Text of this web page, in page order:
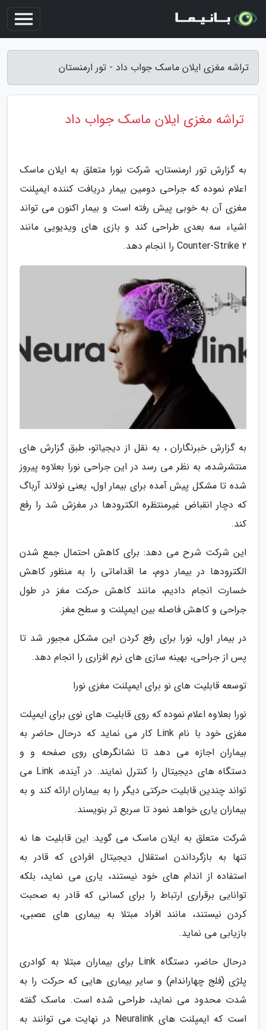
تراشه مغزی ایلان ماسک جواب داد - تور ارمنستان
تراشه مغزی ایلان ماسک جواب داد
به گزارش تور ارمنستان، شرکت نورا متعلق به ایلان ماسک
اعلام نموده که جراحی دومین بیمار دریافت کننده ایمپلنت
مغزی آن به خوبی پیش رفته است و بیمار اکنون می تواند
اشیاء سه بعدی طراحی کند و بازی های ویدیویی مانند
Counter-Strike 2 را انجام دهد.
به گزارش خبرنگاران ، به نقل از دیجیاتو، طبق گزارش های
منتشرشده، به نظر می رسد در این جراحی نورا بعلاوه پیروز
شده تا مشکل پیش آمده برای بیمار اول، یعنی نولاند آرباگ
که دچار انقباض غیرمنتظره الکترودها در مغزش شد را رفع
کند.
این شرکت شرح می دهد: برای کاهش احتمال جمع شدن
الکترودها در بیمار دوم، ما اقداماتی را به منظور کاهش
خسارت انجام دادیم، مانند کاهش حرکت مغز در طول
جراحی و کاهش فاصله بین ایمپلنت و سطح مغز.
در بیمار اول، نورا برای رفع کردن این مشکل مجبور شد تا
پس از جراحی، بهینه سازی های نرم افزاری را انجام دهد.
توسعه قابلیت های نو برای ایمپلنت مغزی نورا
نورا بعلاوه اعلام نموده که روی قابلیت های نوی برای ایمپلت
مغزی خود با نام Link کار می نماید که درحال حاضر به
بیماران اجازه می دهد تا نشانگرهای روی صفحه و و
دستگاه های دیجیتال را کنترل نمایند. در آینده، Link می
تواند چندین قابلیت حرکتی دیگر را به بیماران ارائه کند و به
بیماران یاری خواهد نمود تا سریع تر بنویسند.
شرکت متعلق به ایلان ماسک می گوید: این قابلیت ها نه
تنها به بازگرداندن استقلال دیجیتال افرادی که قادر به
استفاده از اندام های خود نیستند، یاری می نماید، بلکه
توانایی برقراری ارتباط را برای کسانی که قادر به صحبت
کردن نیستند، مانند افراد مبتلا به بیماری های عصبی،
بازیابی می نماید.
درحال حاضر، دستگاه Link برای بیماران مبتلا به کوادری
پلژی (فلج چهاراندام) و سایر بیماری هایی که حرکت را به
شدت محدود می نماید، طراحی شده است. ماسک گفته
است که ایمپلنت های Neuralink در نهایت می توانند به